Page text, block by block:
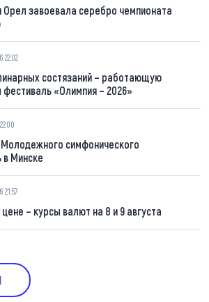
Орел завоевала серебро чемпионата
22:02
состязаний – работающую
«Олимпия – 2026»
симфонического
в Минске
21:57
– курсы валют на 8 и 9 августа